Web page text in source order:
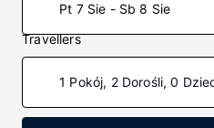
Pt 7 Sie - Sb 8 Sie
Travellers
1 Pokój, 2 Dorośli, 0